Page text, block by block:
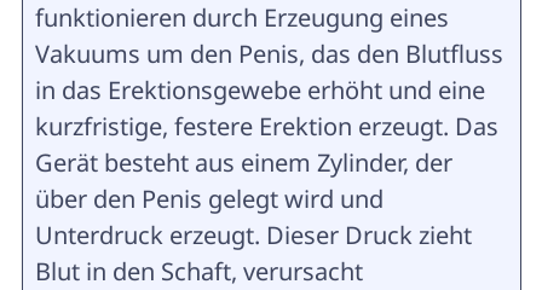
funktionieren durch Erzeugung eines
Vakuums um den Penis, das den Blutfluss
in das Erektionsgewebe erhöht und eine
kurzfristige, festere Erektion erzeugt. Das
Gerät besteht aus einem Zylinder, der
über den Penis gelegt wird und
Unterdruck erzeugt. Dieser Druck zieht
Blut in den Schaft, verursacht